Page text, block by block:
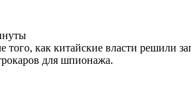
того, как китайские власти
для шпионажа.